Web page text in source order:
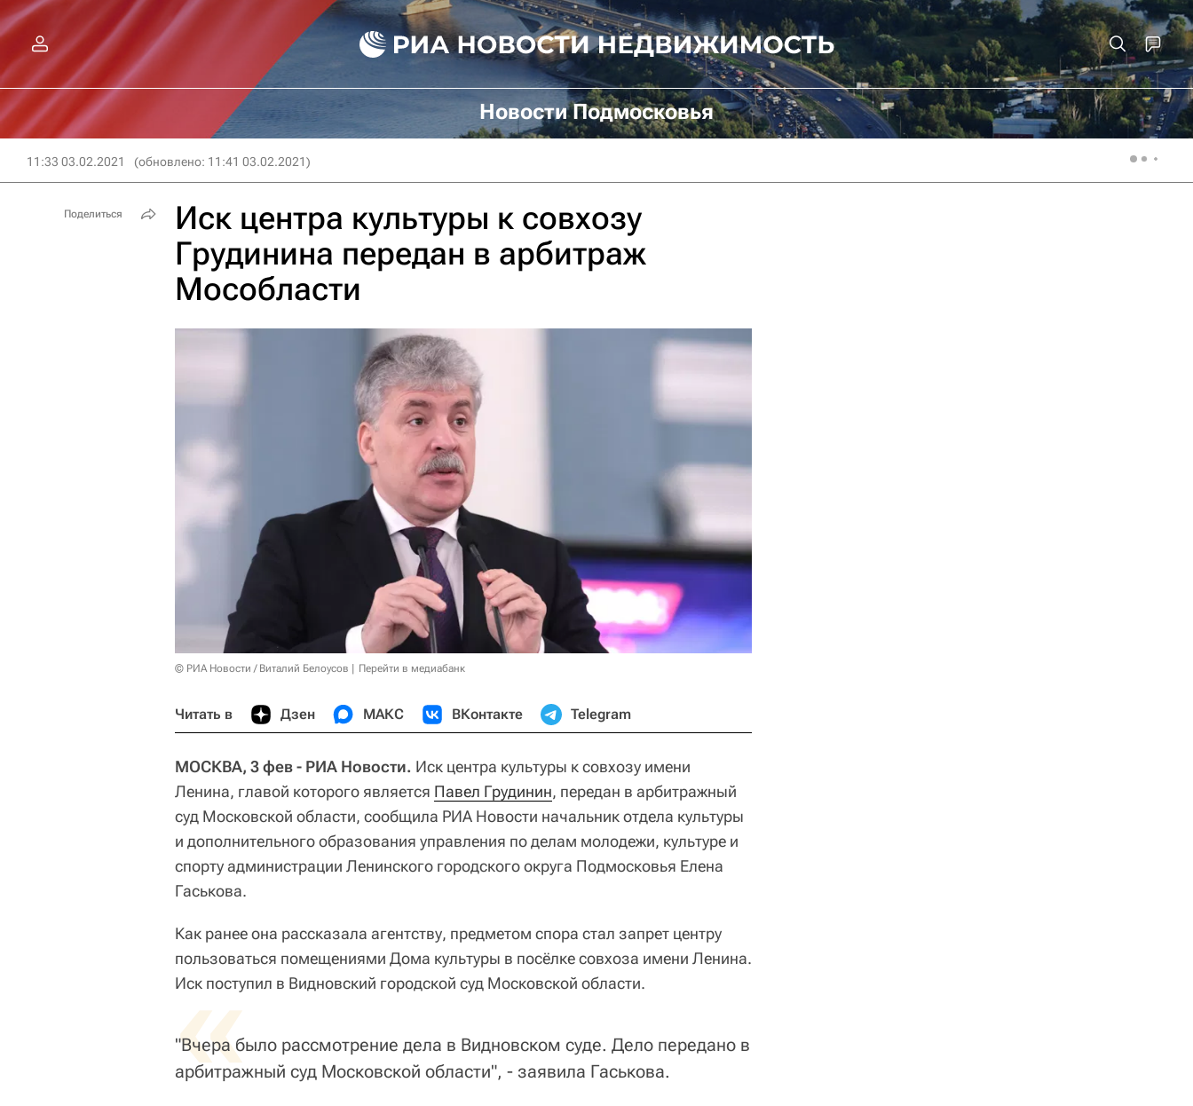
Новости Подмосковья
11:33 03.02.2021 (обновлено: 11:41 03.02.2021)
Иск центра культуры к совхозу
Грудинина передан в арбитраж
Мособласти
© РИА Новости / Виталий Белоусов Перейти в медиабанк
Читать в Дзен МАКС ВКонтакте Telegram
МОСКВА, 3 фев - РИА Новости. Иск центра культуры к совхозу имени
Ленина, главой которого является Павел Грудинин, передан в арбитражный
суд Московской области, сообщила РИА Новости начальник отдела культуры
и дополнительного образования управления по делам молодежи, культуре и
спорту администрации Ленинского городского округа Подмосковья Елена
Гаськова.
Как ранее она рассказала агентству, предметом спора стал запрет центру
пользоваться помещениями Дома культуры в посёлке совхоза имени Ленина.
Иск поступил в Видновский городской суд Московской области.
«
"Вчера было рассмотрение дела в Видновском суде. Дело передано в
арбитражный суд Московской области", - заявила Гаськова.
Поделиться